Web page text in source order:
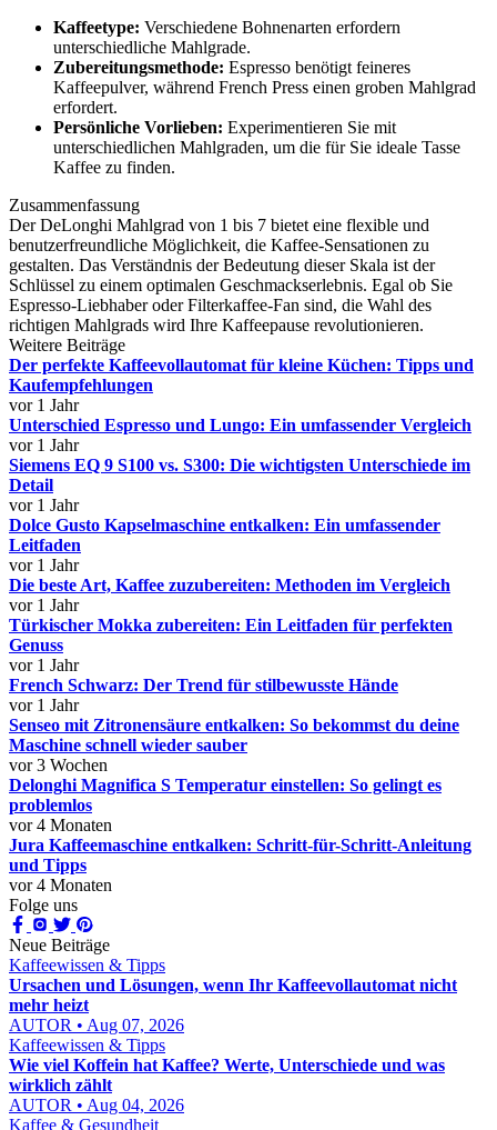
Kaffeetype: Verschiedene Bohnenarten erfordern
unterschiedliche Mahlgrade.
Zubereitungsmethode: Espresso benötigt feineres
Kaffeepulver, während French Press einen groben Mahlgrad
erfordert.
Persönliche Vorlieben: Experimentieren Sie mit
unterschiedlichen Mahlgraden, um die für Sie ideale Tasse
Kaffee zu finden.
Zusammenfassung
Der DeLonghi Mahlgrad von 1 bis 7 bietet eine flexible und
benutzerfreundliche Möglichkeit, die Kaffee-Sensationen zu
gestalten. Das Verständnis der Bedeutung dieser Skala ist der
Schlüssel zu einem optimalen Geschmackserlebnis. Egal ob Sie
Espresso-Liebhaber oder Filterkaffee-Fan sind, die Wahl des
richtigen Mahlgrads wird Ihre Kaffeepause revolutionieren.
Weitere Beiträge
Der perfekte Kaffeevollautomat für kleine Küchen: Tipps und
Kaufempfehlungen
vor 1 Jahr
Unterschied Espresso und Lungo: Ein umfassender Vergleich
vor 1 Jahr
Siemens EQ 9 S100 vs. S300: Die wichtigsten Unterschiede im
Detail
vor 1 Jahr
Dolce Gusto Kapselmaschine entkalken: Ein umfassender
Leitfaden
vor 1 Jahr
Die beste Art, Kaffee zuzubereiten: Methoden im Vergleich
vor 1 Jahr
Türkischer Mokka zubereiten: Ein Leitfaden für perfekten
Genuss
vor 1 Jahr
French Schwarz: Der Trend für stilbewusste Hände
vor 1 Jahr
Senseo mit Zitronensäure entkalken: So bekommst du deine
Maschine schnell wieder sauber
vor 3 Wochen
Delonghi Magnifica S Temperatur einstellen: So gelingt es
problemlos
vor 4 Monaten
Jura Kaffeemaschine entkalken: Schritt-für-Schritt-Anleitung
und Tipps
vor 4 Monaten
Folge uns
Neue Beiträge
Kaffeewissen & Tipps
Ursachen und Lösungen, wenn Ihr Kaffeevollautomat nicht
mehr heizt
AUTOR • Aug 07, 2026
Kaffeewissen & Tipps
Wie viel Koffein hat Kaffee? Werte, Unterschiede und was
wirklich zählt
AUTOR • Aug 04, 2026
Kaffee & Gesundheit